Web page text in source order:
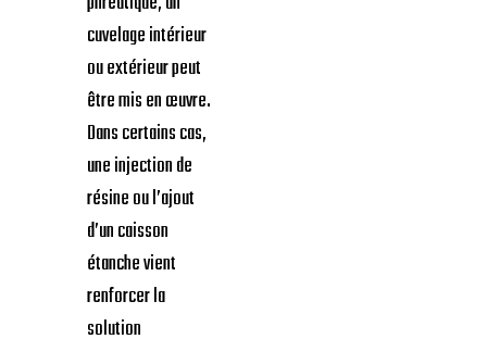
cuvelage intérieur
ou extérieur peut
être mis en œuvre.
Dans certains cas,
une injection de
résine ou l’ajout
d’un caisson
étanche vient
renforcer la
solution